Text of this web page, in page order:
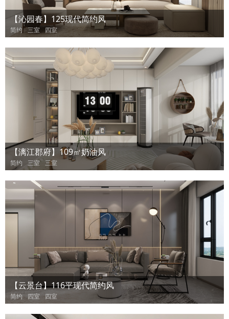
【沁园春】125现代简约风
简约 三室 四室
【漓江郡府】109㎡奶油风
简约 三室 三室
【云景台】116平现代简约风
简约 四室 四室